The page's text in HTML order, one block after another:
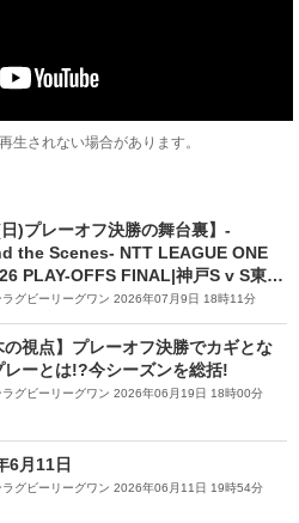
されない場合があります。
日)プレーオフ決勝の舞台裏】-
the Scenes- NTT LEAGUE ONE
PLAY-OFFS FINAL|神戸S v S東京
ラグビーリーグワン 2026年07月9日 18時11分
の視点】プレーオフ決勝でカギとな
レーとは!?今シーズンを総括!
ラグビーリーグワン 2026年06月19日 18時00分
6月11日
ラグビーリーグワン 2026年06月11日 19時54分